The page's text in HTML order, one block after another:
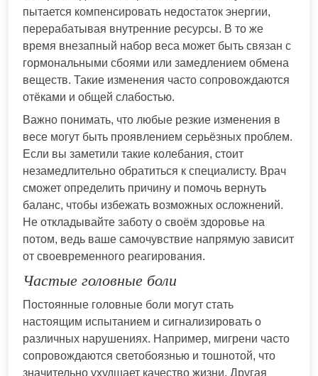
пытается компенсировать недостаток энергии,
перерабатывая внутренние ресурсы. В то же
время внезапный набор веса может быть связан с
гормональными сбоями или замедлением обмена
веществ. Такие изменения часто сопровождаются
отёками и общей слабостью.
Важно понимать, что любые резкие изменения в
весе могут быть проявлением серьёзных проблем.
Если вы заметили такие колебания, стоит
незамедлительно обратиться к специалисту. Врач
сможет определить причину и помочь вернуть
баланс, чтобы избежать возможных осложнений.
Не откладывайте заботу о своём здоровье на
потом, ведь ваше самочувствие напрямую зависит
от своевременного реагирования.
Частые головные боли
Постоянные головные боли могут стать
настоящим испытанием и сигнализировать о
различных нарушениях. Например, мигрени часто
сопровождаются светобоязнью и тошнотой, что
значительно ухудшает качество жизни. Другая